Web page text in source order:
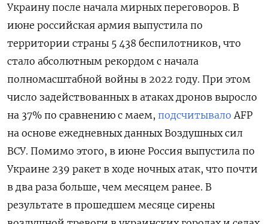
Украину после начала мирных переговоров. В
июне российская армия выпустила по
территории страны 5 438 беспилотников, что
стало абсолютным рекордом с начала
полномасштабной войны в 2022 году. При этом
число задействованных в атаках дронов выросло
на 37% по сравнению с маем, подсчитывало AFP
на основе ежедневных данных Воздушных сил
ВСУ. Помимо этого, в июне Россия выпустила по
Украине 239 ракет в ходе ночных атак, что почти
в два раза больше, чем месяцем ранее. В
результате в прошедшем месяце сирены